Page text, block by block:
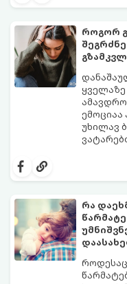
წესი:
როგორ
ყველაზე
ემოციაა
უხილავ
ტკენა,
-
ტკბობის
რა
როდესაც